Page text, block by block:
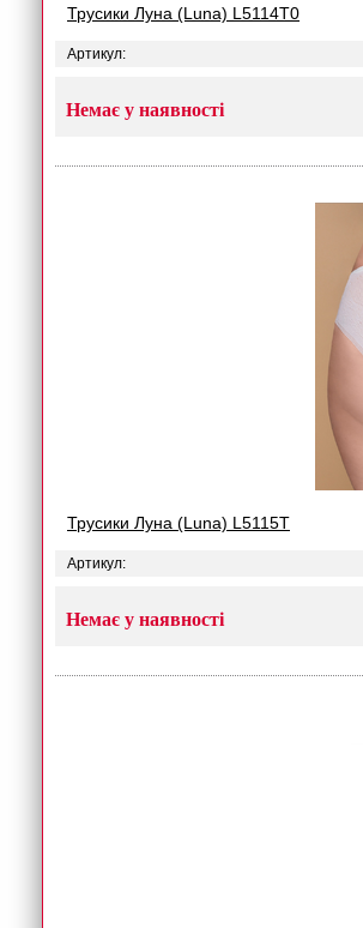
Трусики Луна (Luna) L5114T0
Артикул:
Немає у наявності
Трусики Луна (Luna) L5115T
Артикул:
Немає у наявності